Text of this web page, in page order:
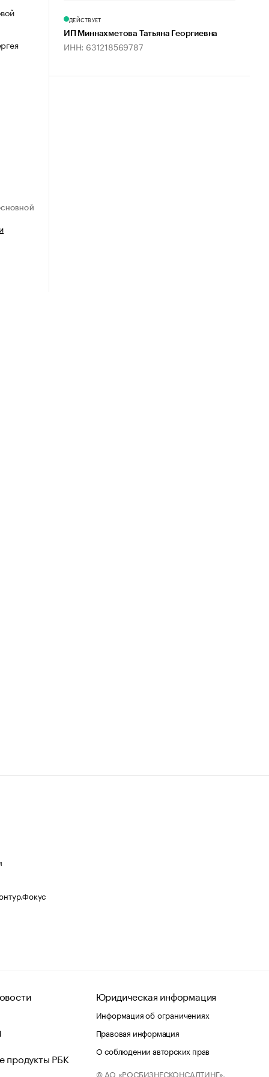
ДЕЙСТВУЕТ
ИП Миннахметова Татьяна Георгиевна
ИНН: 631218569787
продукты РБК
Юридическая информация
Информация об ограничениях
Правовая информация
О соблюдении авторских прав
© АО «РОСБИЗНЕСКОНСАЛТИНГ»,